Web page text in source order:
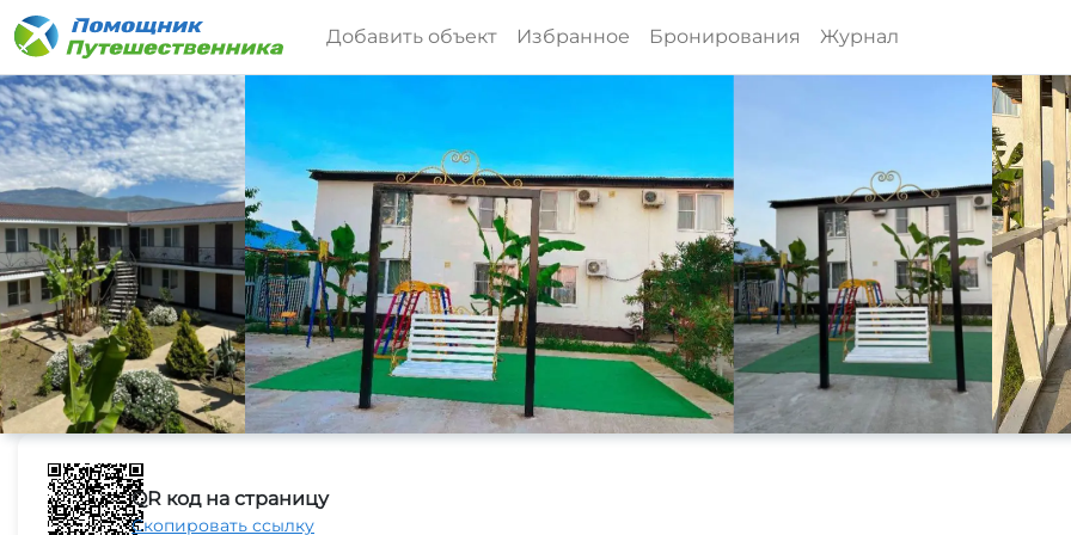
Добавить объект Избранное Бронирования Журнал
QR код на страницу
Скопировать ссылку